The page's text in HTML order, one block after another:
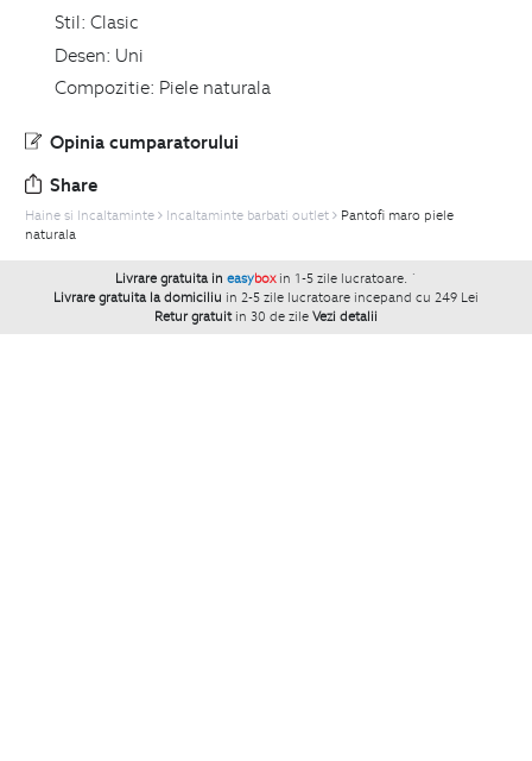
Stil: Clasic
Desen: Uni
Compozitie: Piele naturala
Opinia cumparatorului
Share
Haine si Incaltaminte Incaltaminte barbati outlet
Pantofi maro piele
naturala
Livrare gratuita in easybox in 1-5 zile lucratoare. `
Livrare gratuita la domiciliu in 2-5 zile lucratoare incepand cu 249 Lei
Retur gratuit in 30 de zile Vezi detalii